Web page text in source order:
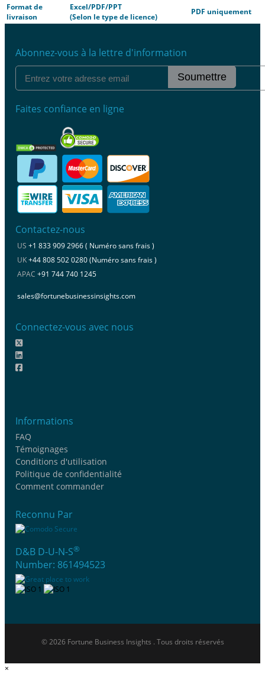
Format de
livraison
Excel/PDF/PPT
(Selon le type de licence)
PDF uniquement
Abonnez-vous à la lettre d'information
Soumettre
Faites confiance en ligne
Contactez-nous
US +1 833 909 2966 ( Numéro sans frais )
UK+44 808 502 0280 (Numéro sans frais )
APAC +91 744 740 1245
sales@fortunebusinessinsights.com
Connectez-vous avec nous
Informations
FAQ
Témoignages
Conditions d'utilisation
Politique de confidentialité
Comment commander
Reconnu Par
D&B D-U-N-S®
Number: 861494523
© 2026 Fortune Business Insights . Tous droits réservés
×